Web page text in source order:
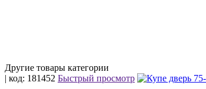
Другие товары категории
| код: 181452 Быстрый просмотр